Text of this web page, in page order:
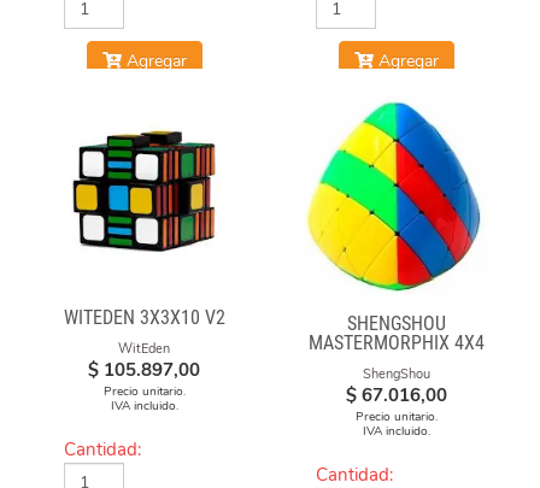
Agregar Agregar
WITEDEN 3X3X10 V2
WitEden
$ 105.897,00
Precio unitario.
IVA incluido.
Cantidad:
SHENGSHOU
MASTERMORPHIX 4X4
ShengShou
$ 67.016,00
Precio unitario.
IVA incluido.
Cantidad: